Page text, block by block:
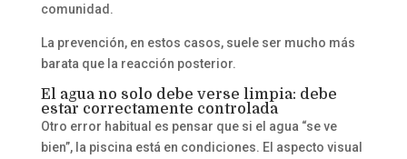
comunidad.
La prevención, en estos casos, suele ser mucho más
barata que la reacción posterior.
El agua no solo debe verse limpia: debe
estar correctamente controlada
Otro error habitual es pensar que si el agua “se ve
bien”, la piscina está en condiciones. El aspecto visual